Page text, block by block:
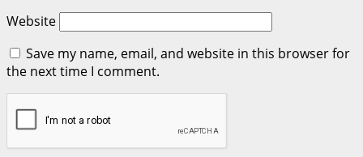
Website
Save my name, email, and website in this browser for
the next time I comment.